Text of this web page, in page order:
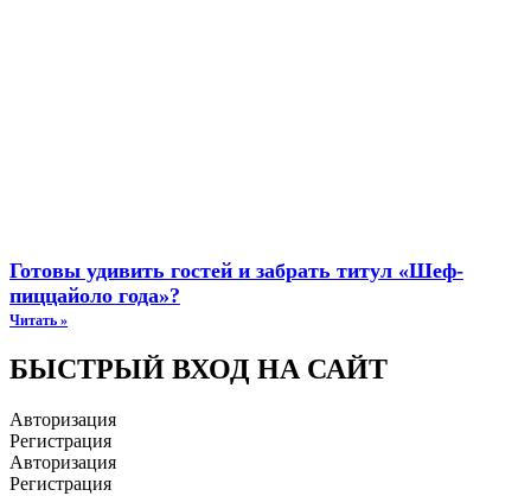
Готовы удивить гостей и забрать титул «Шеф-
пиццайоло года»?
Читать »
БЫСТРЫЙ ВХОД НА САЙТ
Авторизация
Регистрация
Авторизация
Регистрация